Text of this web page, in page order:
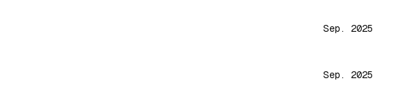
Sep. 2025
Sep. 2025